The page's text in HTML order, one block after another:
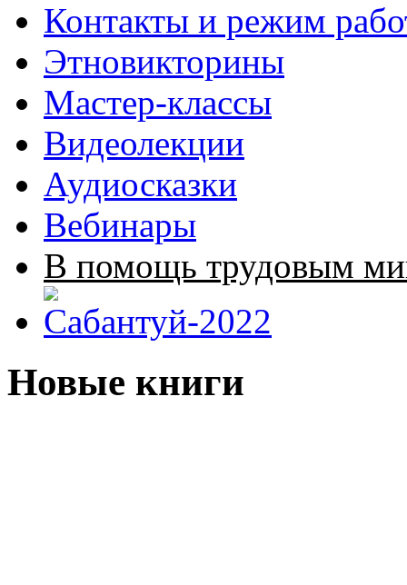
Контакты и режим
Этновикторины
Мастер-классы
Видеолекции
Аудиосказки
Вебинары
В помощь трудовым
Новые книги